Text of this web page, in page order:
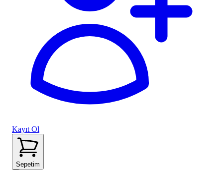
Kayıt Ol
Sepetim